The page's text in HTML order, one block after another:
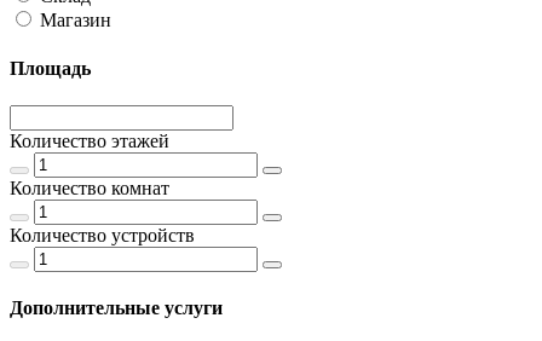
Магазин
Площадь
Количество этажей
Количество комнат
Количество устройств
Дополнительные услуги